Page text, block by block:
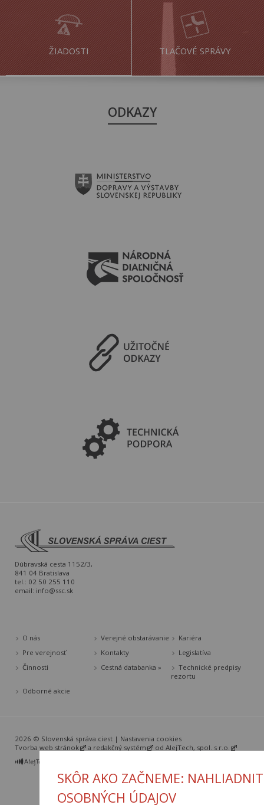
SKÔR AKO ZAČNEME:
OSOBNÝCH ÚDAJOV
ŽIADOSTI TLAČOVÉ SPRÁVY
ODKAZY
Dúbravská cesta 1152/3,
841 04 Bratislava
tel.: 02 50 255 110
email: info@ssc.sk
O nás Verejné obstarávanie
Kariéra
Pre verejnosť
Kontakty
Legislatíva
Činnosti
Cestná databanka »
Technické predpisy
rezortu
Odborné akcie
2026 © Slovenská správa ciest | Nastavenia cookies
Tvorba web stránok
a redakčný systém od AlejTech, spol. s r.o.